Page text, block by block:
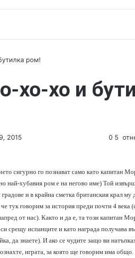
ром!
хо-хо и
2015 0 5
сигурно го познават само като капитан
най-хубавия ром е на негово име) Той
и в крайна сметка британския крал му
тук говорим за история преди почти 4 века
от нас). Както и да е, та този капитан
срещу испанците и като награда получава
да знаете). И ако се чудите защо ви
играта, за която ще говорим има общо.